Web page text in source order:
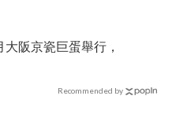
阪京瓷巨蛋舉行，
Recommended by